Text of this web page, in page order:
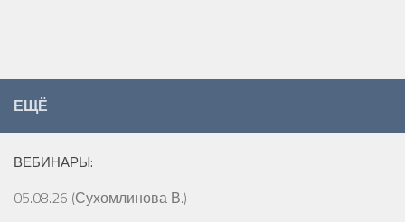
ЕЩЁ
ВЕБИНАРЫ:
05.08.26 (Сухомлинова В.)